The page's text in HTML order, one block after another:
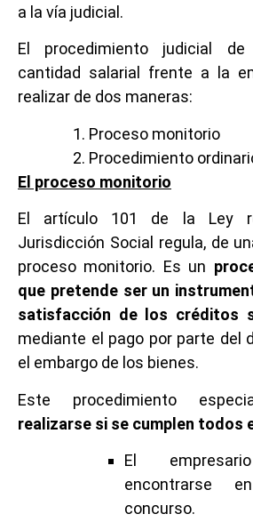
a la vía judicial.
El procedimiento judicial de
cantidad salarial frente a la
realizar de dos maneras:
Proceso monitorio
Procedimiento
El proceso monitorio
El artículo 101 de la Ley
Jurisdicción Social regula, de
proceso monitorio. Es un
que pretende ser un
satisfacción de los créditos
mediante el pago por parte del
el embargo de los bienes.
Este procedimiento
realizarse si se cumplen todos
El
encontrarse
concurso.